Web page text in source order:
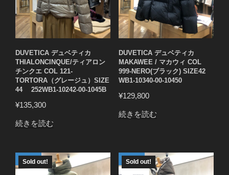
DUVETICA デュベティカ
THIALONCINQUE/ティアロン
チンクエ COL 121-
TORTORA（グレージュ）SIZE
44 252WB1-10242-00-1045B
¥135,300
続きを読む
DUVETICA デュベティカ
MAKAWEE / マカウィ COL
999-NERO(ブラック) SIZE42
WB1-10340-00-10450
¥129,800
続きを読む
Sold out! Sold out!